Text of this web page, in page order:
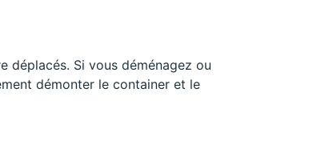
déplacés. Si vous déménagez ou
démonter le container et le